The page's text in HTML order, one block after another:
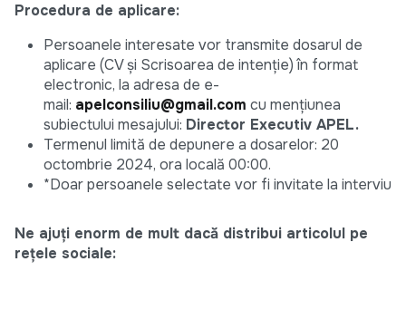
Procedura de aplicare:
Persoanele interesate vor transmite dosarul de
aplicare (CV și Scrisoarea de intenție) în format
electronic, la adresa de e-
mail: apelconsiliu@gmail.com cu mențiunea
subiectului mesajului: Director Executiv APEL.
Termenul limită de depunere a dosarelor: 20
octombrie 2024, ora locală 00:00.
*Doar persoanele selectate vor fi invitate la interviu
Ne ajuți enorm de mult dacă distribui articolul pe
rețele sociale: